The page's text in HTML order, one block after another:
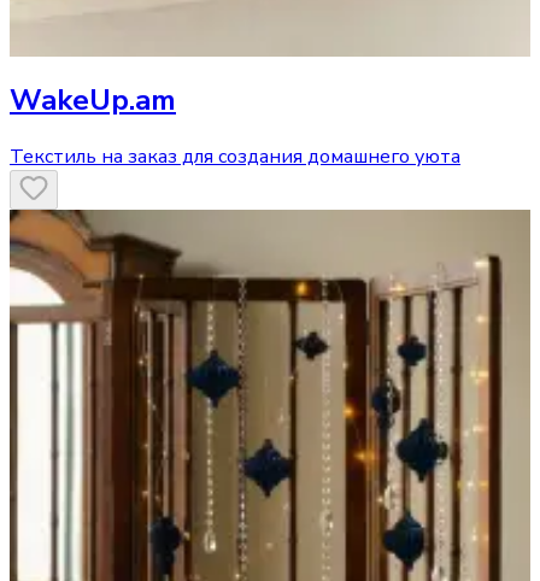
WakeUp.am
Текстиль на заказ для создания домашнего уюта